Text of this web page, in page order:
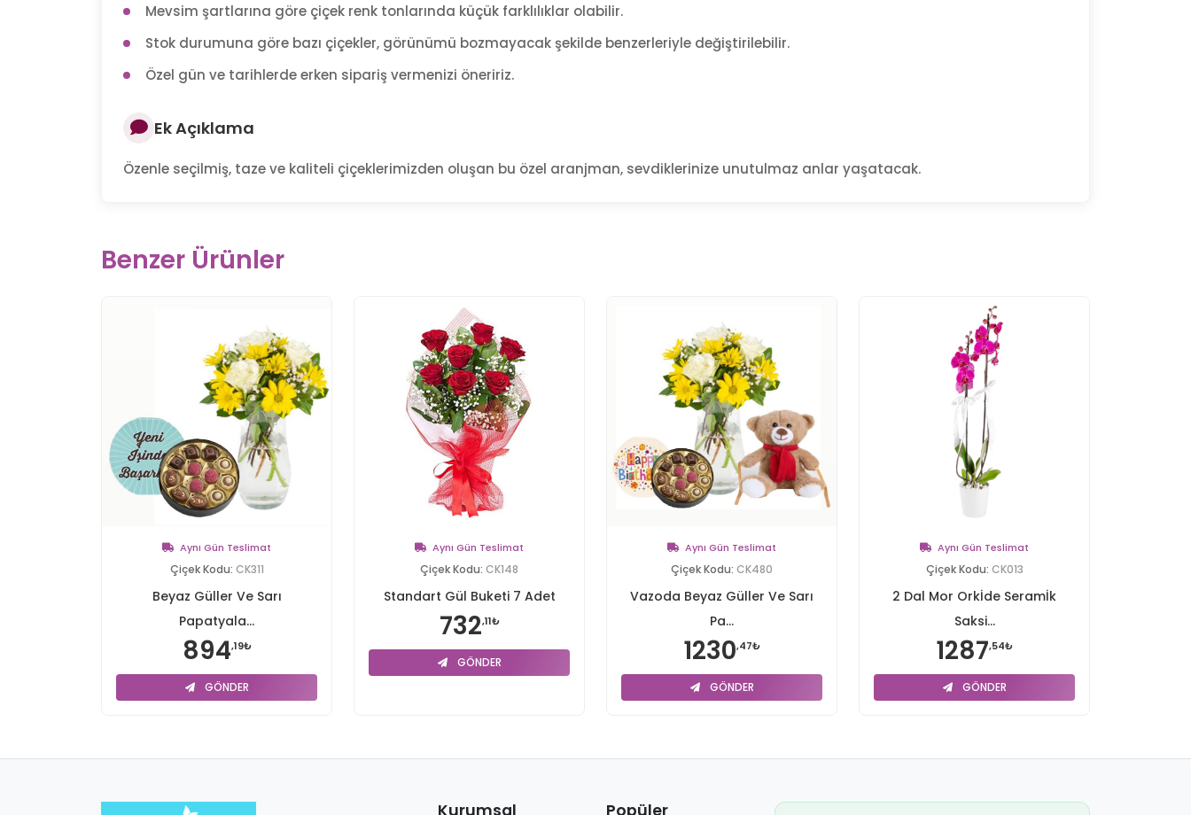
Mevsim şartlarına göre çiçek renk tonlarında küçük farklılıklar olabilir.
Stok durumuna göre bazı çiçekler, görünümü bozmayacak şekilde benzerleriyle değiştirilebilir.
Özel gün ve tarihlerde erken sipariş vermenizi öneririz.
Ek Açıklama
Özenle seçilmiş, taze ve kaliteli çiçeklerimizden oluşan bu özel aranjman, sevdiklerinize unutulmaz anlar yaşatacak.
Benzer Ürünler
Aynı Gün Teslimat
Çiçek Kodu: CK311
Beyaz Güller Ve Sarı
Papatyala...
894,19₺
GÖNDER
Aynı Gün Teslimat
Çiçek Kodu: CK148
Standart Gül Buketi 7 Adet
732,11₺
GÖNDER
Aynı Gün Teslimat
Çiçek Kodu: CK480
Vazoda Beyaz Güller Ve Sarı
Pa...
1230,47₺
GÖNDER
Aynı Gün Teslimat
Çiçek Kodu: CK013
2 Dal Mor Orkİde Seramİk
Saksi...
1287,54₺
GÖNDER
Kurumsal Popüler